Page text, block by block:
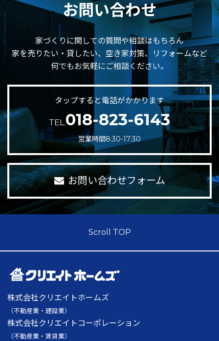
お問い合わせ
家づくりに関しての質問や相談はもちろん
家を売りたい・貸したい、空き家対策、リフォームなど
何でもお気軽にご相談ください。
タップすると電話がかかります
TEL.018-823-6143
営業時間8:30-17:30
お問い合わせフォーム
Scroll TOP
株式会社クリエイトホームズ
（不動産業・建設業）
株式会社クリエイトコーポレーション
（不動産業・賃貸業）